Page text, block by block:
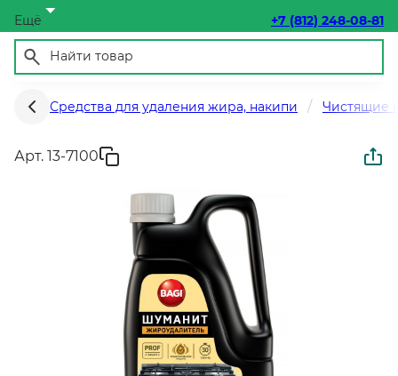
Ещё +7 (812) 248-08-81
Средства для удаления жира, накипи Чистящие
Арт. 13-7100